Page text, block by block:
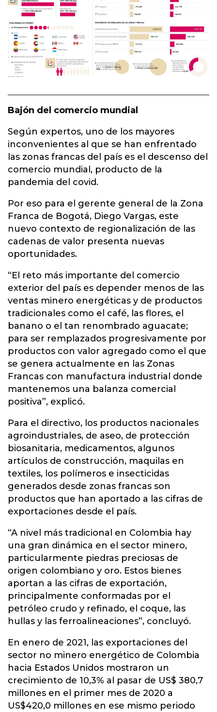
Bajón del comercio mundial
Según expertos, uno de los mayores
inconvenientes al que se han enfrentado
las zonas francas del país es el descenso del
comercio mundial, producto de la
pandemia del covid.
Por eso para el gerente general de la Zona
Franca de Bogotá, Diego Vargas, este
nuevo contexto de regionalización de las
cadenas de valor presenta nuevas
oportunidades.
“El reto más importante del comercio
exterior del país es depender menos de las
ventas minero energéticas y de productos
tradicionales como el café, las flores, el
banano o el tan renombrado aguacate;
para ser remplazados progresivamente por
productos con valor agregado como el que
se genera actualmente en las Zonas
Francas con manufactura industrial donde
mantenemos una balanza comercial
positiva”, explicó.
Para el directivo, los productos nacionales
agroindustriales, de aseo, de protección
biosanitaria, medicamentos, algunos
artículos de construcción, maquilas en
textiles, los polímeros e insecticidas
generados desde zonas francas son
productos que han aportado a las cifras de
exportaciones desde el país.
“A nivel más tradicional en Colombia hay
una gran dinámica en el sector minero,
particularmente piedras preciosas de
origen colombiano y oro. Estos bienes
aportan a las cifras de exportación,
principalmente conformadas por el
petróleo crudo y refinado, el coque, las
hullas y las ferroalineaciones”, concluyó.
En enero de 2021, las exportaciones del
sector no minero energético de Colombia
hacia Estados Unidos mostraron un
crecimiento de 10,3% al pasar de US$ 380,7
millones en el primer mes de 2020 a
US$420,0 millones en ese mismo periodo